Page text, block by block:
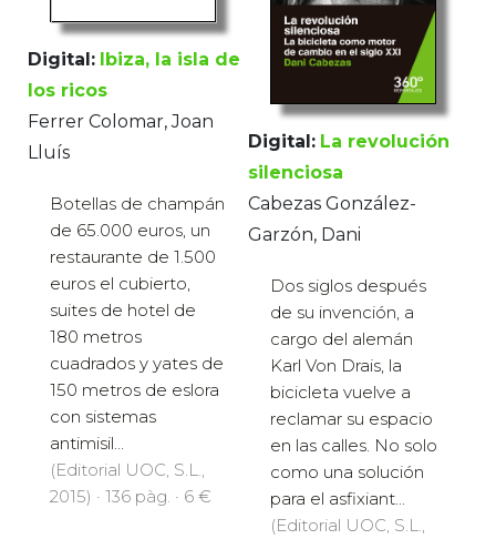
Digital: Ibiza, la isla de
los ricos
Ferrer Colomar, Joan
Lluís
Botellas de champán
de 65.000 euros, un
restaurante de 1.500
euros el cubierto,
suites de hotel de
180 metros
cuadrados y yates de
150 metros de eslora
con sistemas
antimisil...
(Editorial UOC, S.L.,
2015) · 136 pàg. · 6 €
Digital: La revolución
silenciosa
Cabezas González-
Garzón, Dani
Dos siglos después
de su invención, a
cargo del alemán
Karl Von Drais, la
bicicleta vuelve a
reclamar su espacio
en las calles. No solo
como una solución
para el asfixiant...
(Editorial UOC, S.L.,